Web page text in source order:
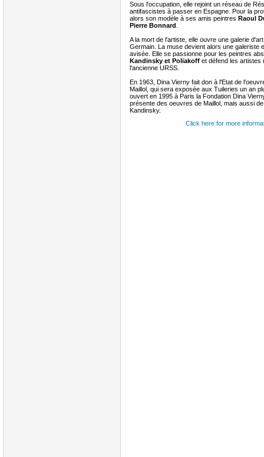
Sous l'occupation, elle rejoint un réseau de
antifascistes à passer en Espagne. Pour la
alors son modèle à ses amis peintres Raoul
Pierre Bonnard
A la mort de l'artiste, elle ouvre une galerie
Germain. La muse devient alors une galeriste
avisée. Elle se passionne pour les peintres
Kandinsky et Poliakoff et défend les artistes
l'ancienne URSS.
En 1963, Dina Vierny fait don à l'Etat de
Maillol, qui sera exposée aux Tuileries un an
ouvert en 1995 à Paris la Fondation Dina
présente des oeuvres de Maillol, mais aussi
Kandinsky.
Click here for more